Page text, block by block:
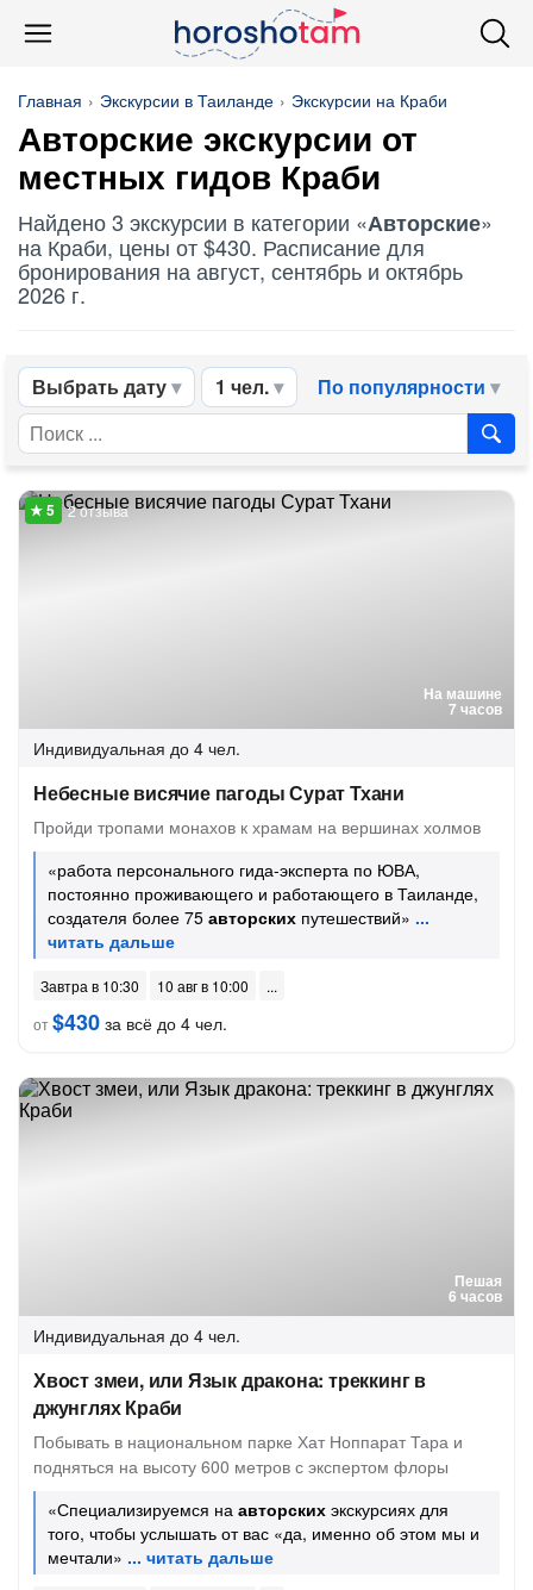
Главная Экскурсии в Таиланде Экскурсии на Краби
Авторские экскурсии от
местных гидов Краби
Найдено 3 экскурсии в категории «Авторские»
на Краби, цены от $430. Расписание для
бронирования на август, сентябрь и октябрь
2026 г.
Выбрать дату 1 чел. По популярности
На машине
7 часов
2 отзыва
Индивидуальная до 4 чел.
Небесные висячие пагоды Сурат Тхани
Пройди тропами монахов к храмам на вершинах холмов
«работа персонального гида-эксперта по ЮВА,
постоянно проживающего и работающего в Таиланде,
создателя более 75 авторских путешествий»
Завтра в 10:30
10 авг в 10:00
от$430 за всё до 4 чел.
Пешая
6 часов
Индивидуальная до 4 чел.
Хвост змеи, или Язык дракона: треккинг в
джунглях Краби
Побывать в национальном парке Хат Ноппарат Тара и
подняться на высоту 600 метров с экспертом флоры
«Специализируемся на авторских экскурсиях для
того, чтобы услышать от вас «да, именно об этом мы и
мечтали»